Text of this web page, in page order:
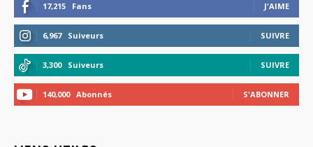
17,215 Fans J'AIME
6,967 Suiveurs SUIVRE
3,300 Suiveurs SUIVRE
140,000 Abonnés S'ABONNER